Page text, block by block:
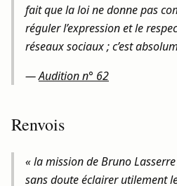
fait que la loi ne donne pas
réguler l’expression et le
réseaux sociaux ; c’est
—Audition n° 62
Renvois
« la mission de Bruno
sans doute éclairer utilement